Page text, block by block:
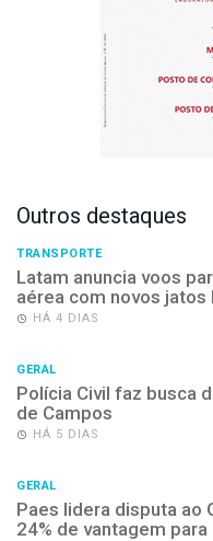
Outros destaques
TRANSPORTE
Latam anuncia voos
aérea com novos jatos
HÁ 4 DIAS
GERAL
Polícia Civil faz busca
de Campos
HÁ 5 DIAS
GERAL
Paes lidera disputa ao
24% de vantagem